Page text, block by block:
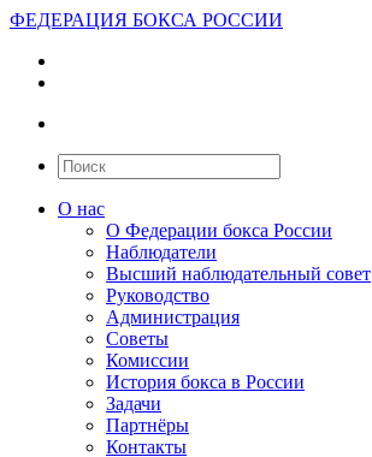
ФЕДЕРАЦИЯ БОКСА РОССИИ
О нас
О Федерации бокса России
Наблюдатели
Высший наблюдательный совет
Руководство
Администрация
Советы
Комиссии
История бокса в России
Задачи
Партнёры
Контакты